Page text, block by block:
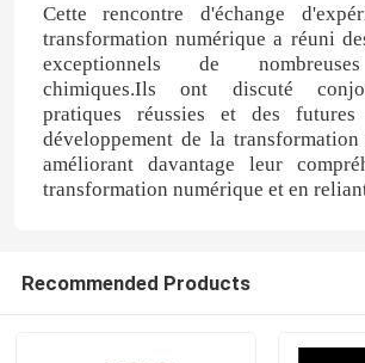
Cette rencontre d'échange
transformation numérique a réuni
exceptionnels de
chimiques.Ils ont discuté
pratiques réussies et des futures
développement de la transformation
améliorant davantage leur
transformation numérique et en
Recommended Products